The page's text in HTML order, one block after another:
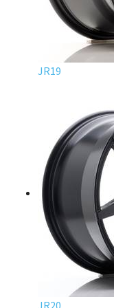
JR19
JR20